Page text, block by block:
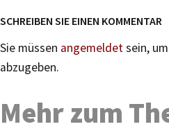
SCHREIBEN SIE EINEN KOMMENTAR
Sie müssen angemeldetsein,
abzugeben.
Mehr zum